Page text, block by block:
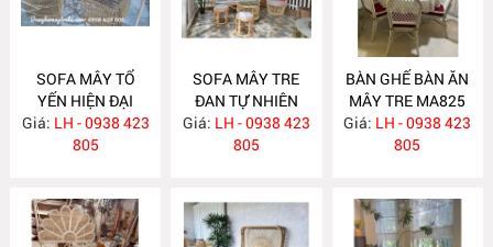
SOFA MÂY TỔ
YẾN HIỆN ĐẠI
MA831
Giá: LH - 0938 423
805
SOFA MÂY TRE
ĐAN TỰ NHIÊN
MA830
Giá: LH - 0938 423
805
BÀN GHẾ BÀN ĂN
MÂY TRE MA825
Giá: LH - 0938 423
805